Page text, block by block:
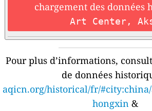
chargement des données
Art Center,
Pour plus d’informations,
de données
aqicn.org/historical/fr/
hongxin &